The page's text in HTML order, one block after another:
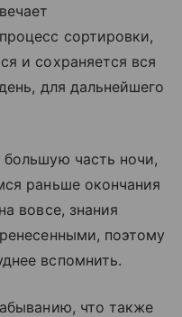
сортировки,
и сохраняется вся
для дальнейшего
часть ночи,
раньше окончания
вовсе, знания
поэтому
вспомнить.
что также